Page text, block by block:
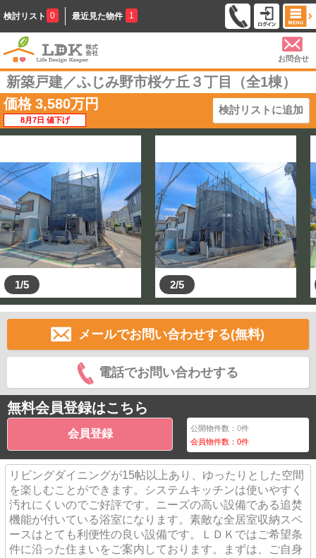
検討リスト 0 最近見た物件 1
お問合せ
新築戸建／ふじみ野市桜ケ丘３丁目（全1棟）
価格 3,580万円
8月7日 値下げ
検討リストに追加
1/5 2/5
メールでお問い合わせする(無料)
電話でお問い合わせする
無料会員登録はこちら
会員登録 公開物件数：0件
会員物件数：0件
リビングダイニングが15帖以上あり、ゆったりとした空間
を楽しむことができます。システムキッチンは使いやすく
汚れにくいのでご好評です。ニーズの高い設備である追焚
機能が付いている浴室になります。素敵な全居室収納スペ
ースはとても利便性の良い設備です。ＬＤＫではご希望条
件に沿った住まいをご案内しております。まずは、ご自身